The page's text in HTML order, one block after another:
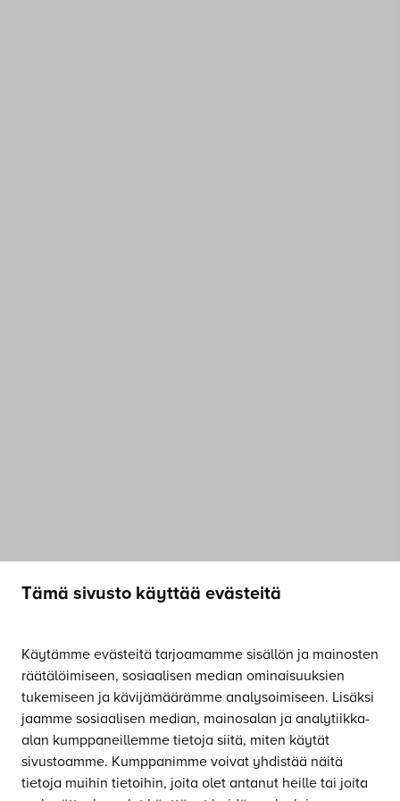
Tämä sivusto käyttää evästeitä
Käytämme evästeitä tarjoamamme sisällön ja mainosten
räätälöimiseen, sosiaalisen median ominaisuuksien
tukemiseen ja kävijämäärämme analysoimiseen. Lisäksi
jaamme sosiaalisen median, mainosalan ja analytiikka-
alan kumppaneillemme tietoja siitä, miten käytät
sivustoamme. Kumppanimme voivat yhdistää näitä
tietoja muihin tietoihin, joita olet antanut heille tai joita